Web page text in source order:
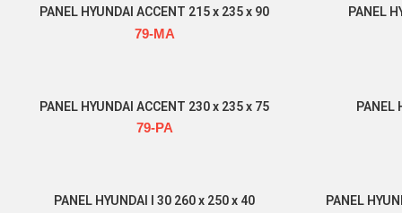
PANEL HYUNDAI ACCENT 215 x 235 x 90
79-MA
PANEL
PANEL HYUNDAI ACCENT 230 x 235 x 75
79-PA
PANEL
PANEL HYUNDAI I 30 260 x 250 x 40 PANEL